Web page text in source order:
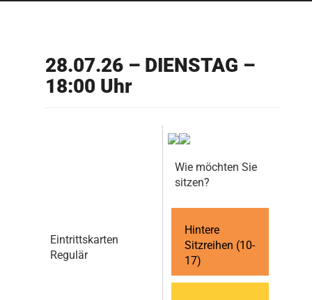
28.07.26 – DIENSTAG –
18:00 Uhr
Eintrittskarten
Regulär
Wie möchten Sie
sitzen?
Hintere
Sitzreihen (10-
17)